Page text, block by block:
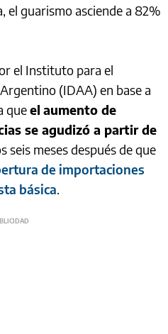
el guarismo asciende a 82%
el Instituto para el
(IDAA) en base a
queel aumento de
se agudizó a partir de
seis meses después de que
de importaciones
básica.